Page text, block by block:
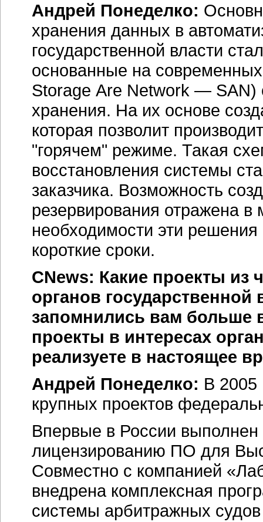
Андрей Понеделко:
хранения данных в
государственной власти
основанные на современных
Storage Are Network — SAN)
хранения. На их основе
которая позволит
"горячем" режиме. Такая
восстановления системы
заказчика. Возможность
резервирования отражена
необходимости эти
короткие сроки.
CNews: Какие проекты из
органов государственной
запомнились вам больше
проекты в интересах
реализуете в настоящее
Андрей Понеделко: В 2005
крупных проектов
Впервые в России выполнен
лицензированию ПО для
Совместно с компанией
внедрена комплексная
системы арбитражных